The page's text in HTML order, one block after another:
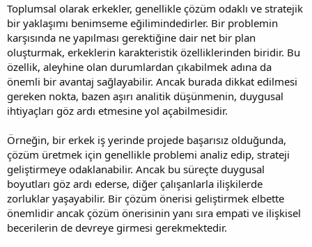
Toplumsal olarak erkekler, genellikle çözüm odaklı ve stratejik
bir yaklaşımı benimseme eğilimindedirler. Bir problemin
karşısında ne yapılması gerektiğine dair net bir plan
oluşturmak, erkeklerin karakteristik özelliklerinden biridir. Bu
özellik, aleyhine olan durumlardan çıkabilmek adına da
önemli bir avantaj sağlayabilir. Ancak burada dikkat edilmesi
gereken nokta, bazen aşırı analitik düşünmenin, duygusal
ihtiyaçları göz ardı etmesine yol açabilmesidir.
Örneğin, bir erkek iş yerinde projede başarısız olduğunda,
çözüm üretmek için genellikle problemi analiz edip, strateji
geliştirmeye odaklanabilir. Ancak bu süreçte duygusal
boyutları göz ardı ederse, diğer çalışanlarla ilişkilerde
zorluklar yaşayabilir. Bir çözüm önerisi geliştirmek elbette
önemlidir ancak çözüm önerisinin yanı sıra empati ve ilişkisel
becerilerin de devreye girmesi gerekmektedir.